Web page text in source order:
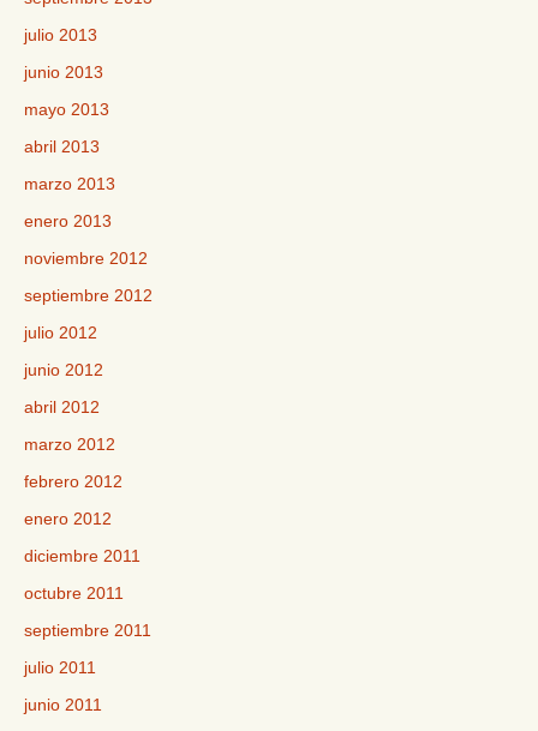
julio 2013
junio 2013
mayo 2013
abril 2013
marzo 2013
enero 2013
noviembre 2012
septiembre 2012
julio 2012
junio 2012
abril 2012
marzo 2012
febrero 2012
enero 2012
diciembre 2011
octubre 2011
septiembre 2011
julio 2011
junio 2011